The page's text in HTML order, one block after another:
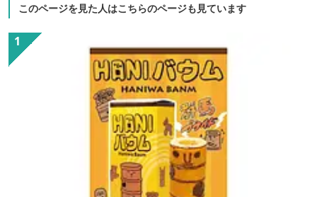
このページを見た人はこちらのページも見ています